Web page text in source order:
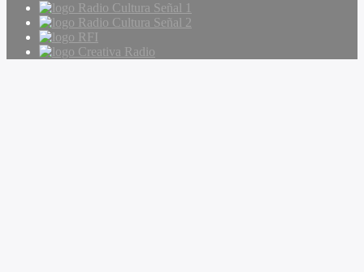
Radio Cultura Señal 1
Radio Cultura Señal 2
RFI
Creativa Radio